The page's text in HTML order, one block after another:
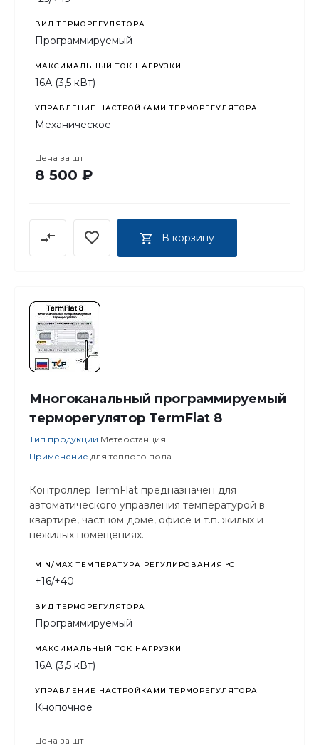
ВИД ТЕРМОРЕГУЛЯТОРА
Программируемый
МАКСИМАЛЬНЫЙ ТОК НАГРУЗКИ
16А (3,5 кВт)
УПРАВЛЕНИЕ НАСТРОЙКАМИ ТЕРМОРЕГУЛЯТОРА
Механическое
Цена за шт
8 500 ₽
В корзину
Многоканальный программируемый
терморегулятор TermFlat 8
Тип продукции Метеостанция
Применение для теплого пола
Контроллер TermFlat предназначен для
автоматического управления температурой в
квартире, частном доме, офисе и т.п. жилых и
нежилых помещениях.
MIN/MAX ТЕМПЕРАТУРА РЕГУЛИРОВАНИЯ °С
+16/+40
ВИД ТЕРМОРЕГУЛЯТОРА
Программируемый
МАКСИМАЛЬНЫЙ ТОК НАГРУЗКИ
16А (3,5 кВт)
УПРАВЛЕНИЕ НАСТРОЙКАМИ ТЕРМОРЕГУЛЯТОРА
Кнопочное
Цена за шт